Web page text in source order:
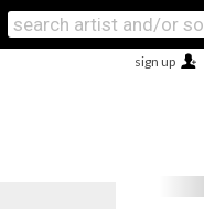
sign up